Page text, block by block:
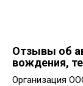
Отзывы об
вождения,
Организация